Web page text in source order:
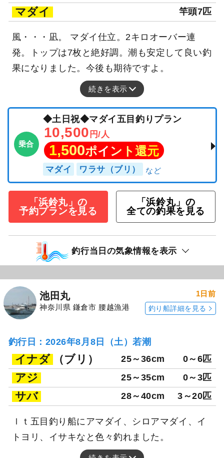
マダイ
竿頭7匹
風・・・凪。 マダイ仕立。2キロオーバー連
発。トップは7枚と絶好調。潮も安定して良い釣
果になりました。今後も期待ですよ。
続きを表示
乗合
◆土日祝◆マダイ五目釣りプラン
10,500 円/人
1,500ポイント還元
マダイ ワラサ（ブリ）
「浜鈴丸」の
予約プランを見る
「浜鈴丸」の
全ての釣果を見る
釣行当日の気象情報を表示
池田丸
神奈川県 鎌倉市 腰越漁港
1日前
釣り船詳細を見る
釣行日：2026年8月8日（土）若潮
イナダ （ブリ） 25～36cm 0～6匹
アジ 25～35cm 0～3匹
サバ 28～40cm 3～20匹
ｌｔ五目釣り船にアマダイ、シロアマダイ、イ
トヨリ、イサキなと色々釣れました。